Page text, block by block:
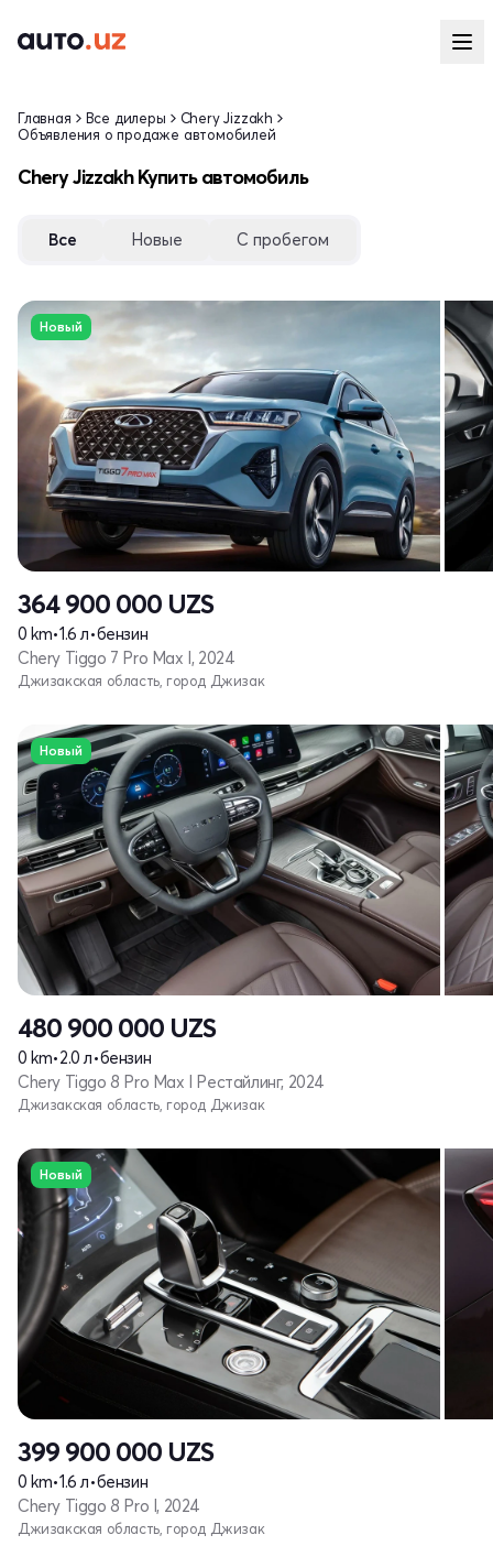
Главная Все дилеры
Chery Jizzakh
Объявления о продаже автомобилей
Chery Jizzakh Купить автомобиль
Все Новые С пробегом
Новый
364 900 000 UZS
0 km•1.6 л•бензин
Chery Tiggo 7 Pro Max I, 2024
Джизакская область, город Джизак
Новый
480 900 000 UZS
0 km•2.0 л•бензин
Chery Tiggo 8 Pro Max I Рестайлинг, 2024
Джизакская область, город Джизак
Новый
399 900 000 UZS
0 km•1.6 л•бензин
Chery Tiggo 8 Pro I, 2024
Джизакская область, город Джизак